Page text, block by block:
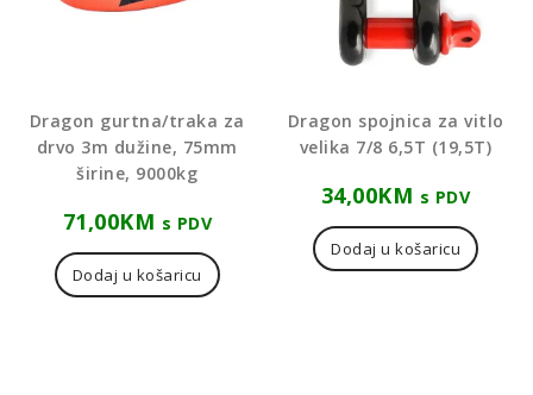
Dragon gurtna/traka za
drvo 3m dužine, 75mm
širine, 9000kg
71,00KM s PDV
Dodaj u košaricu
Dragon spojnica za vitlo
velika 7/8 6,5T (19,5T)
34,00KM s PDV
Dodaj u košaricu